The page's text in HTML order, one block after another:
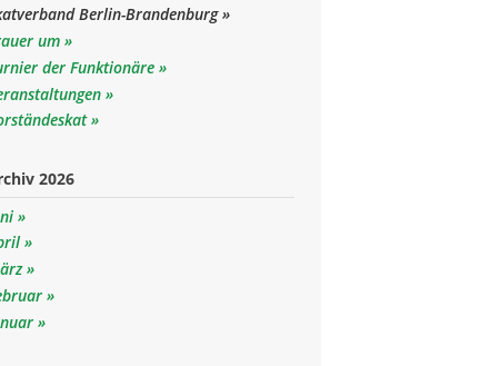
Berlin-Brandenburg
um
der Funktionäre
2026